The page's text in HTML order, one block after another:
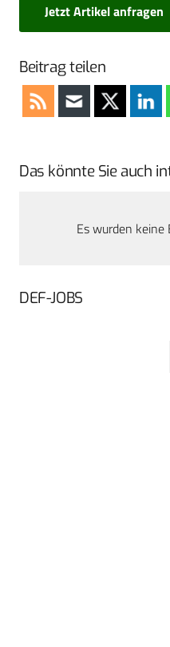
Jetzt Artikel anfragen
Beitrag teilen
Das könnte Sie auch
Es wurden keine
DEF-JOBS